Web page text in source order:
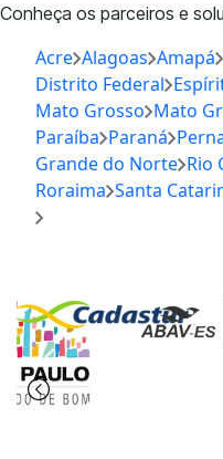
Conheça os parceiros e
Acre Alagoas Amapá
Distrito Federal
Mato Grosso Mato
Paraíba Paraná
Grande do Norte Rio
Roraima Santa